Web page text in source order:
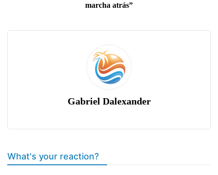
marcha atrás”
Gabriel Dalexander
What's your reaction?